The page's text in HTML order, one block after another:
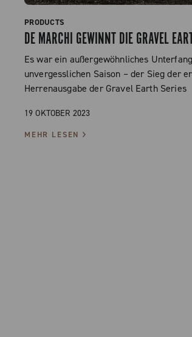
PRODUCTS
DE MARCHI GEWINNT DIE GRAVEL
Es war ein außergewöhnliches
unvergesslichen Saison – der Sieg der
Herrenausgabe der Gravel Earth Series
19 OKTOBER 2023
MEHR LESEN